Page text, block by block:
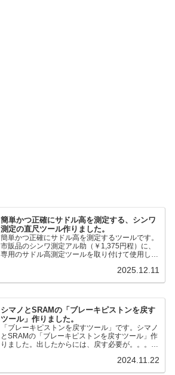
簡単かつ正確にサドル高を測定する、シンワ
測定の直尺ツール作りました。
簡単かつ正確にサドル高を測定するツールです。
市販品のシンワ測定アル助（￥1,375円程）に、
専用のサドル高測定ツールを取り付けて使用しま
るようになりました。シンワ測定(Shinwa
Sokutei)￥1,375Amazon.c...
2025.12.11
シマノとSRAMの「ブレーキピストンを戻す
ツール」作りました。
「ブレーキピストンを戻すツール」です。シマノ
とSRAMの「ブレーキピストンを戻すツール」作
りました。出したからには、戻す必要が。。。で
だと。。。▶「ブレーキピストンを戻すツール」
2024.11.22